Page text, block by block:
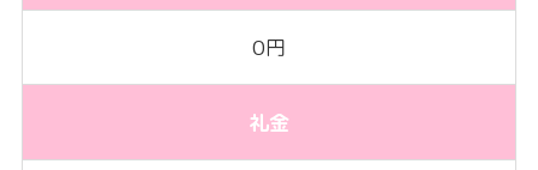
0円
礼金